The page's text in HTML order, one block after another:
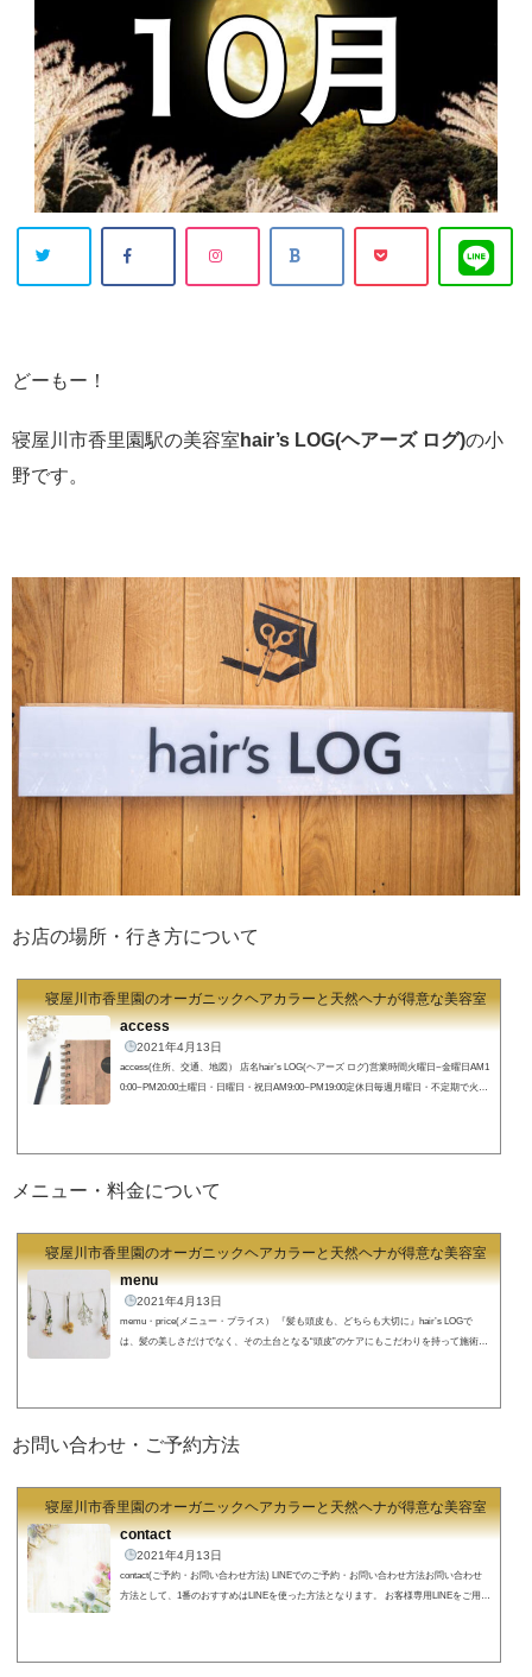
どーもー！
寝屋川市香里園駅の美容室 hair’s LOG(ヘアーズ ログ)の小
野です。
お店の場所・行き方について
寝屋川市香里園のオーガニックヘアカラーと天然ヘナが得意な美容室
access
2021年4月13日
access(住所、交通、地図） 店名hair’s LOG(ヘアーズ ログ)営業時間火曜日~金曜日AM1
0:00~PM20:00土曜日・日曜日・祝日AM9:00~PM19:00定休日毎週月曜日・不定期で火曜
メニュー・料金について
寝屋川市香里園のオーガニックヘアカラーと天然ヘナが得意な美容室
menu
2021年4月13日
memu・price(メニュー・プライス） 『髪も頭皮も、どちらも大切に』hair’s LOGで
は、髪の美しさだけでなく、その土台となる“頭皮”のケアにもこだわりを持って施術を
いを込めて、いくつかのケアメ...
お問い合わせ・ご予約方法
寝屋川市香里園のオーガニックヘアカラーと天然ヘナが得意な美容室
contact
2021年4月13日
contact(ご予約・お問い合わせ方法) LINEでのご予約・お問い合わせ方法お問い合わせ
方法として、1番のおすすめはLINEを使った方法となります。 お客様専用LINEをご用意